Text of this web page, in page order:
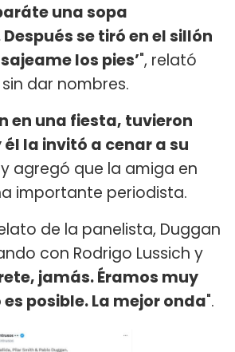
una sopa
se tiró en el sillón
los pies’", relató
dar nombres.
en una fiesta, tuvieron
la invitó a cenar a su
agregó que la amiga en
importante periodista.
de la panelista, Duggan
con Rodrigo Lussich y
jamás. Éramos muy
posible. La mejor onda".